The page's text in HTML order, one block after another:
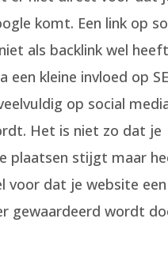
komt. Een link op
als backlink wel heeft
een kleine invloed op
op social
Het is niet zo dat je
plaatsen stijgt maar
voor dat je website een
gewaardeerd wordt